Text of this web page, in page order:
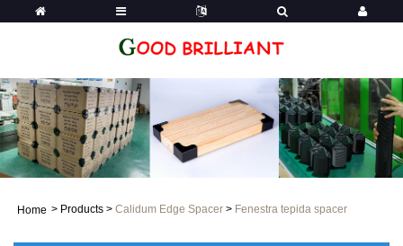
Home > Products > Calidum Edge Spacer > Fenestra tepida spacer